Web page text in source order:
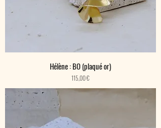
Hélène : BO (plaqué or)
Prix
115,00 €